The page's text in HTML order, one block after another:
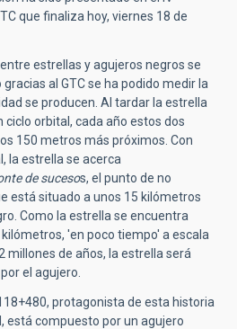
que finaliza hoy, viernes 18 de
estrellas y agujeros negros se
al GTC se ha podido medir la
se producen. Al tardar la estrella
orbital, cada año estos dos
150 metros más próximos. Con
la estrella se acerca
de sucesos, el punto de no
está situado a unos 15 kilómetros
Como la estrella se encuentra
'en poco tiempo' a escala
millones de años, la estrella será
el agujero.
protagonista de esta historia
está compuesto por un agujero